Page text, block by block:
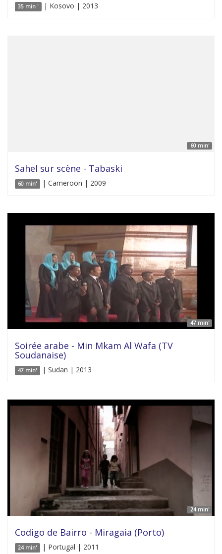
35 min ' | Kosovo | 2013
60 min'
Sahel sur scène - Tabaski
60 min' | Cameroon | 2009
47 min'
Soirée arabe - Min Mkam Al Wafa (TV
Soudanaise)
47 min' | Sudan | 2013
24 min'
Codigo de Bairro - Miragaia (Porto)
24 min' | Portugal | 2011